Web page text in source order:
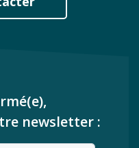
newsletter :